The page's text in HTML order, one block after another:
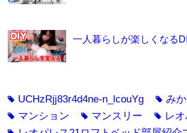
一人暮らしが楽しくなる
tag UCHzRjj83r4d4ne-n_lcouYg tagみ
tag マンション tag マンスリー tag レ